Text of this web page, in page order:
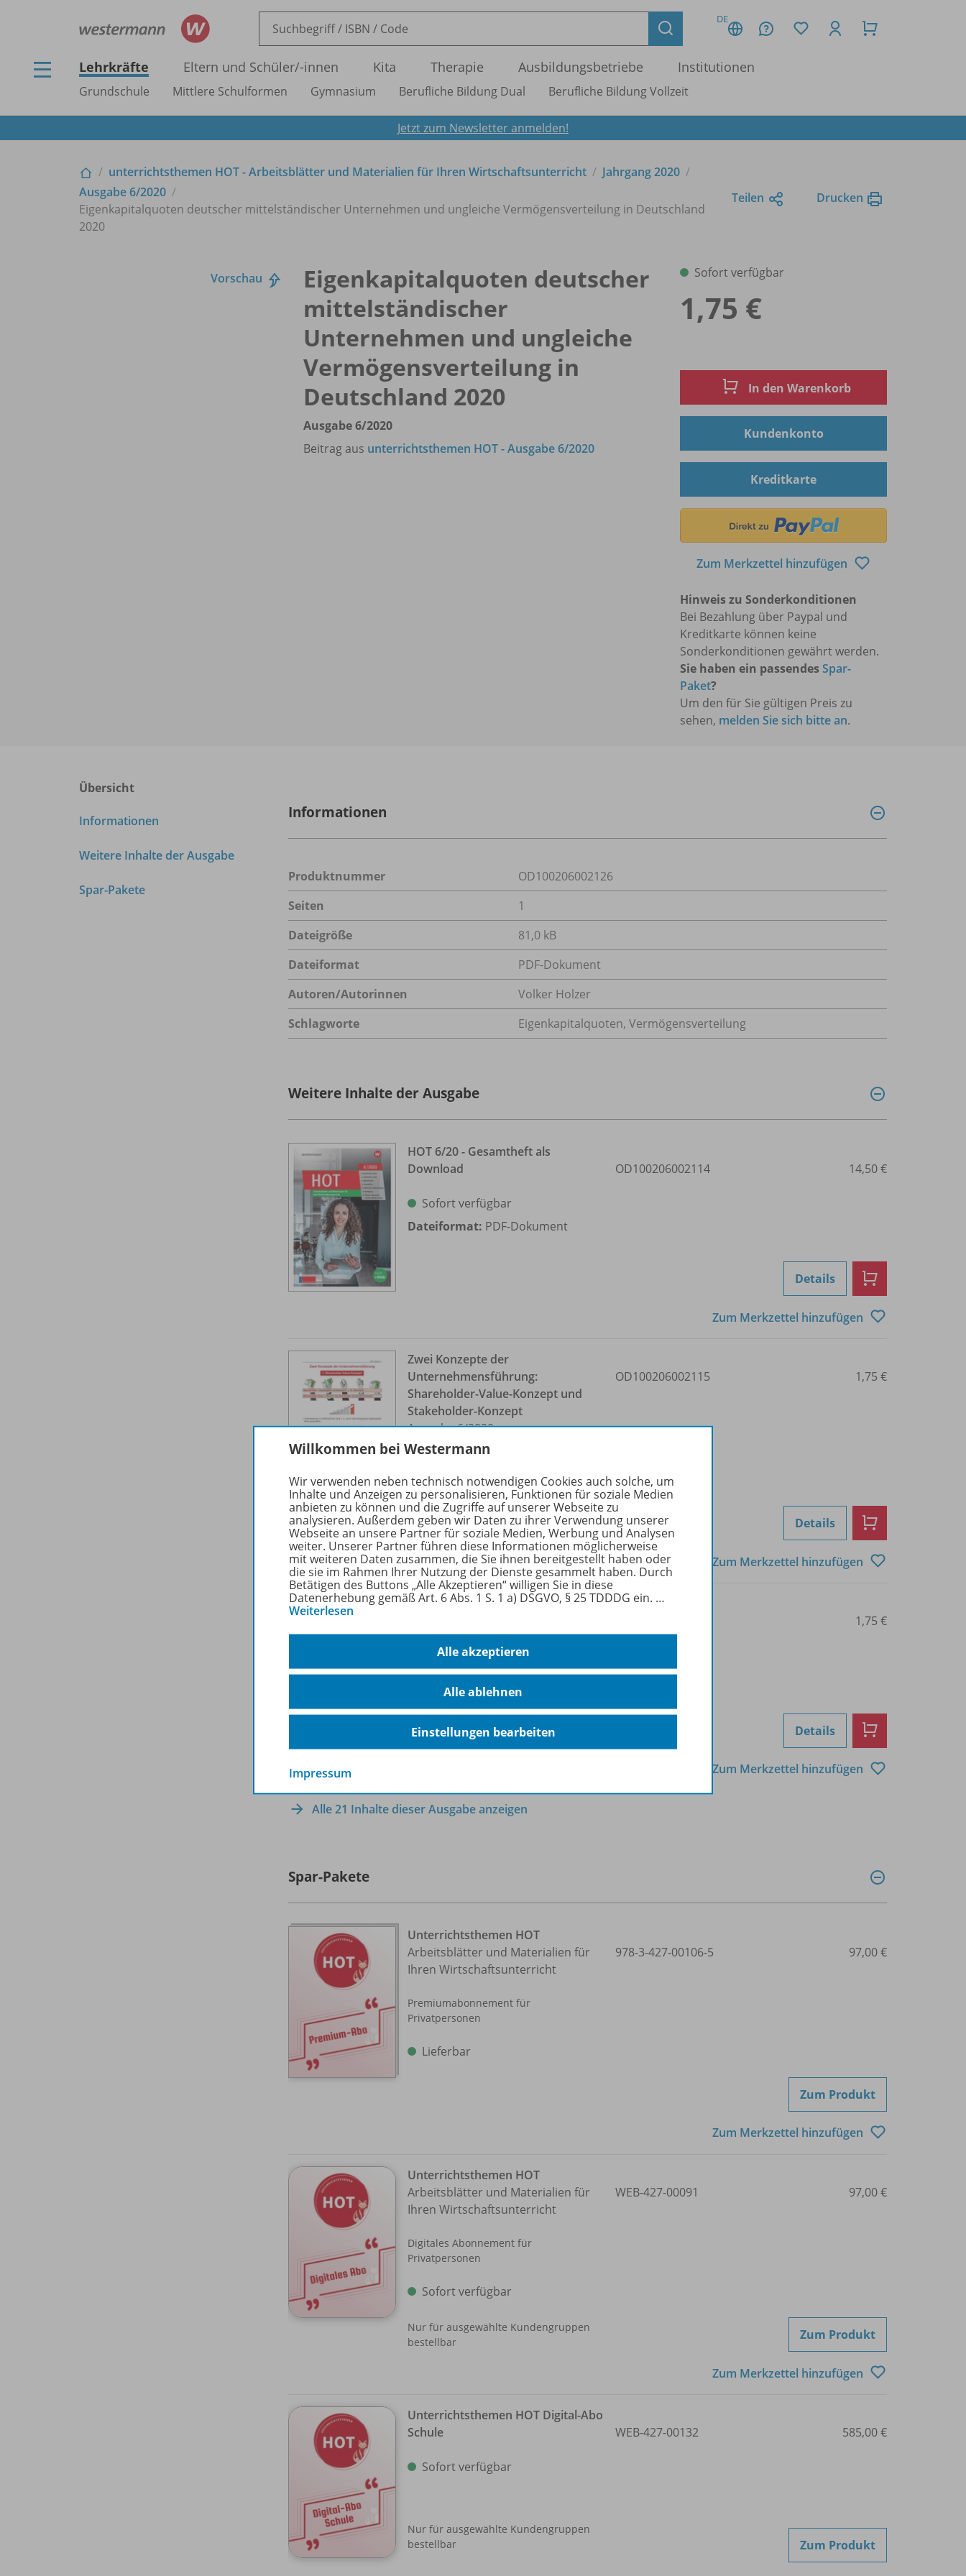
DE
Lehrkräfte Eltern und Schüler/-innen Kita Therapie Ausbildungsbetriebe Institutionen
Grundschule Mittlere Schulformen Gymnasium Berufliche Bildung Dual Berufliche Bildung Vollzeit
Jetzt zum Newsletter anmelden!
unterrichtsthemen HOT - Arbeitsblätter und Materialien für Ihren Wirtschaftsunterricht
Jahrgang 2020
Ausgabe 6/2020
Eigenkapitalquoten deutscher mittelständischer Unternehmen und ungleiche Vermögensverteilung in Deutschland
2020
Teilen Drucken
Vorschau
Eigenkapitalquoten deutscher
mittelständischer
Unternehmen und ungleiche
Vermögensverteilung in
Deutschland 2020
Ausgabe 6/2020
Beitrag aus unterrichtsthemen HOT - Ausgabe 6/2020
Sofort verfügbar
1,75 €
In den Warenkorb
Kundenkonto
Kreditkarte
Zum Merkzettel hinzufügen
Hinweis zu Sonderkonditionen
Bei Bezahlung über Paypal und
Kreditkarte können keine
Sonderkonditionen gewährt werden.
Sie haben ein passendesSpar-
Paket?
Um den für Sie gültigen Preis zu
sehen, melden Sie sich bitte an.
Übersicht
Informationen
Weitere Inhalte der Ausgabe
Spar-Pakete
Informationen
Produktnummer
OD100206002126
Seiten
1
Dateigröße
81,0 kB
Dateiformat
PDF-Dokument
Autoren/Autorinnen
Volker Holzer
Schlagworte
Eigenkapitalquoten, Vermögensverteilung
Weitere Inhalte der Ausgabe
HOT 6/20 - Gesamtheft als
Download
Sofort verfügbar
Dateiformat: PDF-Dokument
OD100206002114 14,50 €
Details
Zum Merkzettel hinzufügen
Zwei Konzepte der
Unternehmensführung:
Shareholder-Value-Konzept und
Stakeholder-Konzept
Ausgabe 6/2020
Dateiformat:PDF-Dokument
OD100206002115 1,75 €
Details
Zum Merkzettel hinzufügen
Marktformen
Sofort verfügbar
Dateiformat:PDF-Dokument
1,75 €
Details
Zum Merkzettel hinzufügen
Alle 21 Inhalte dieser Ausgabe anzeigen
Spar-Pakete
Unterrichtsthemen HOT
Arbeitsblätter und Materialien für
Ihren Wirtschaftsunterricht
Premiumabonnement für
Privatpersonen
Lieferbar
978-3-427-00106-5 97,00 €
Zum Produkt
Zum Merkzettel hinzufügen
Unterrichtsthemen HOT
Arbeitsblätter und Materialien für
Ihren Wirtschaftsunterricht
Digitales Abonnement für
Privatpersonen
Sofort verfügbar
Nur für ausgewählte Kundengruppen
bestellbar
WEB-427-00091 97,00 €
Zum Produkt
Zum Merkzettel hinzufügen
Unterrichtsthemen HOT Digital-Abo
Schule
Sofort verfügbar
Nur für ausgewählte Kundengruppen
bestellbar
WEB-427-00132 585,00 €
Zum Produkt
Willkommen bei Westermann
Wir verwenden neben technisch notwendigen Cookies auch solche, um
Inhalte und Anzeigen zu personalisieren, Funktionen für soziale Medien
anbieten zu können und die Zugriffe auf unserer Webseite zu
analysieren. Außerdem geben wir Daten zu ihrer Verwendung unserer
Webseite an unsere Partner für soziale Medien, Werbung und Analysen
weiter. Unserer Partner führen diese Informationen möglicherweise
mit weiteren Daten zusammen, die Sie ihnen bereitgestellt haben oder
die sie im Rahmen Ihrer Nutzung der Dienste gesammelt haben. Durch
Betätigen des Buttons „Alle Akzeptieren“ willigen Sie in diese
Datenerhebung gemäß Art. 6 Abs. 1 S. 1 a) DSGVO, § 25 TDDDG ein. …
Weiterlesen
Alle akzeptieren
Alle ablehnen
Einstellungen bearbeiten
Impressum